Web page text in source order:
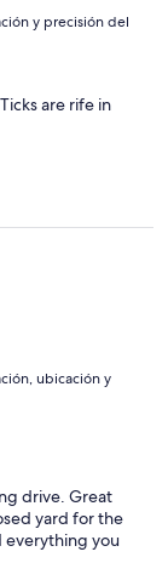
y precisión del
are rife in
ubicación y
drive. Great
yard for the
everything you